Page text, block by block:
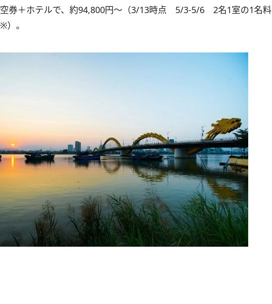
券＋ホテルで、約94,800円～（3/13時点 5/3-5/6 2名1室の1名料
）。